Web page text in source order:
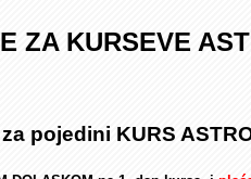
ZA KURSEVE
za pojedini KURS